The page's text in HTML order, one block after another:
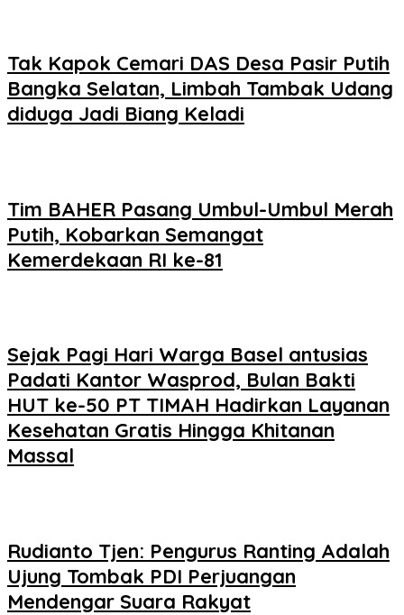
Tak Kapok Cemari DAS Desa Pasir Putih
Bangka Selatan, Limbah Tambak Udang
diduga Jadi Biang Keladi
Tim BAHER Pasang Umbul-Umbul Merah
Putih, Kobarkan Semangat
Kemerdekaan RI ke-81
Sejak Pagi Hari Warga Basel antusias
Padati Kantor Wasprod, Bulan Bakti
HUT ke-50 PT TIMAH Hadirkan Layanan
Kesehatan Gratis Hingga Khitanan
Massal
Rudianto Tjen: Pengurus Ranting Adalah
Ujung Tombak PDI Perjuangan
Mendengar Suara Rakyat